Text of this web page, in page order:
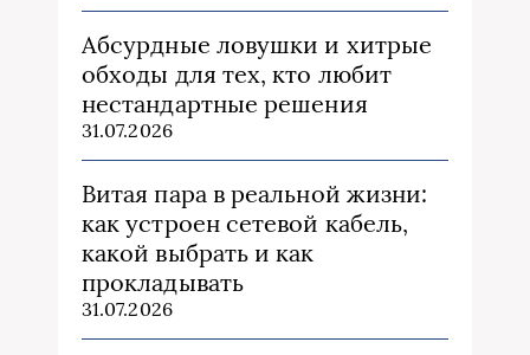
Абсурдные ловушки и хитрые
обходы для тех, кто любит
нестандартные решения
31.07.2026
Витая пара в реальной жизни:
как устроен сетевой кабель,
какой выбрать и как
прокладывать
31.07.2026